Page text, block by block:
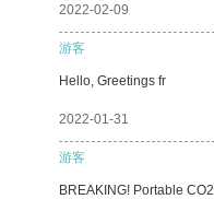
2022-02-09
游客
Hello, Greetings fr
2022-01-31
游客
BREAKING! Portable CO2